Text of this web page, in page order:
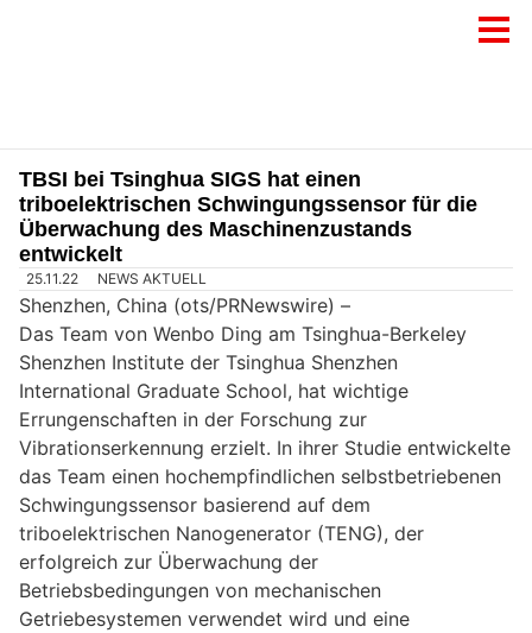
TBSI bei Tsinghua SIGS hat einen
triboelektrischen Schwingungssensor für die
Überwachung des Maschinenzustands
entwickelt
25.11.22 NEWS AKTUELL
Shenzhen, China (ots/PRNewswire) –
Das Team von Wenbo Ding am Tsinghua-Berkeley
Shenzhen Institute der Tsinghua Shenzhen
International Graduate School, hat wichtige
Errungenschaften in der Forschung zur
Vibrationserkennung erzielt. In ihrer Studie entwickelte
das Team einen hochempfindlichen selbstbetriebenen
Schwingungssensor basierend auf dem
triboelektrischen Nanogenerator (TENG), der
erfolgreich zur Überwachung der
Betriebsbedingungen von mechanischen
Getriebesystemen verwendet wird und eine